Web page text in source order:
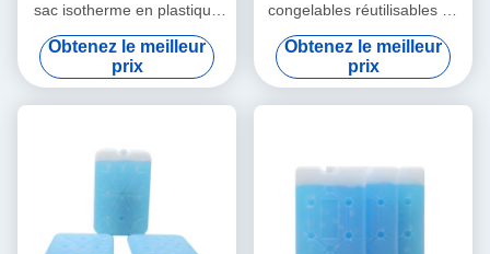
sac isotherme en plastique
blocs de glace congélateur
briques de glace
Obtenez le meilleur
prix
congelables réutilisables de
gel de refroidisseur de
vessie de glace portative
bleue de sac
Obtenez le meilleur
prix